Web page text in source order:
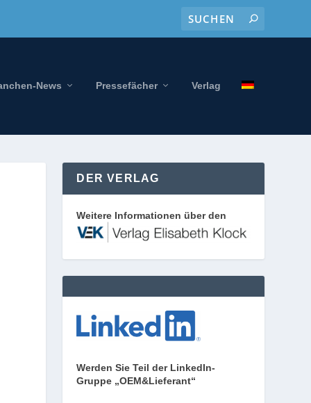
News Pressefächer Verlag
DER VERLAG
Weitere Informationen über den
Werden Sie Teil der LinkedIn-
Gruppe „OEM&Lieferant“